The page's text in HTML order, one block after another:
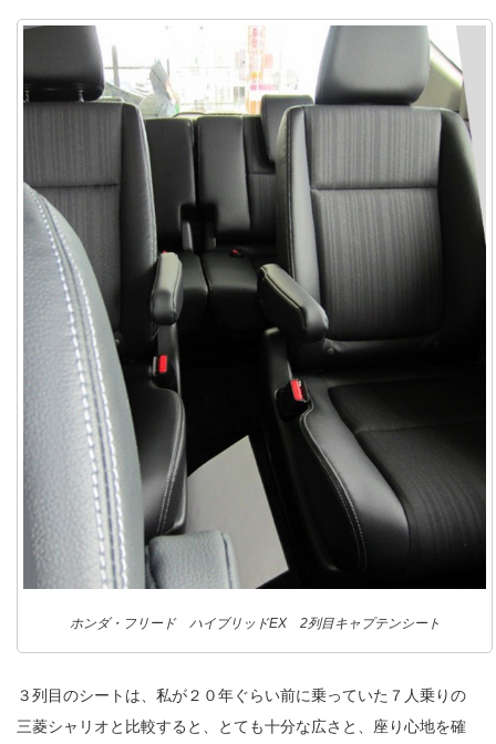
ホンダ・フリード ハイブリッドEX 2列目キャプテンシート
３列目のシートは、私が２０年ぐらい前に乗っていた７人乗りの
三菱シャリオと比較すると、とても十分な広さと、座り心地を確